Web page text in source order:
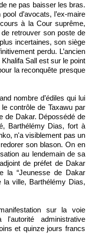
ne pas baisser les bras.
d’avocats, l’ex-maire
à la Cour suprême,
retrouver son poste de
incertaines, son siège
perdu. L’ancien
Sall est sur le point
la reconquête presque
nombre d’édiles qui lui
contrôle de Taxawu par
de Dakar. Dépossédé de
Barthélémy Dias, fort à
n'a visiblement pas un
son blason. On en
au lendemain de sa
de préfet de Dakar
la “Jeunesse de Dakar
la ville, Barthélémy Dias,
sur la voie
administrative
et quinze jours francs